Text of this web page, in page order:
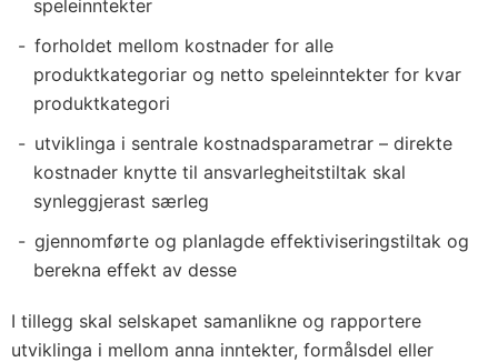
speleinntekter
forholdet mellom kostnader for alle
produktkategoriar og netto speleinntekter for kvar
produktkategori
utviklinga i sentrale kostnadsparametrar – direkte
kostnader knytte til ansvarlegheitstiltak skal
synleggjerast særleg
gjennomførte og planlagde effektiviseringstiltak og
berekna effekt av desse
I tillegg skal selskapet samanlikne og rapportere
utviklinga i mellom anna inntekter, formålsdel eller